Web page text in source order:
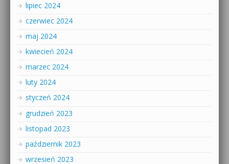
lipiec 2024
czerwiec 2024
maj 2024
kwiecień 2024
marzec 2024
luty 2024
styczeń 2024
grudzień 2023
listopad 2023
październik 2023
wrzesień 2023